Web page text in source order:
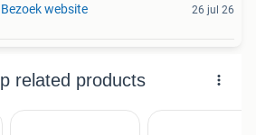
Bezoek website 26 jul 26